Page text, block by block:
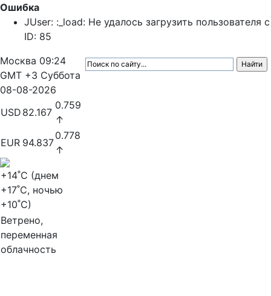
Ошибка
JUser: :_load: Не удалось загрузить пользователя с
ID: 85
Москва 09:24
GMT +3 Суббота
08-08-2026
USD 82.167
0.759
↑
EUR 94.837
0.778
↑
+14˚C (днем
+17˚C, ночью
+10˚C)
Ветрено,
переменная
облачность